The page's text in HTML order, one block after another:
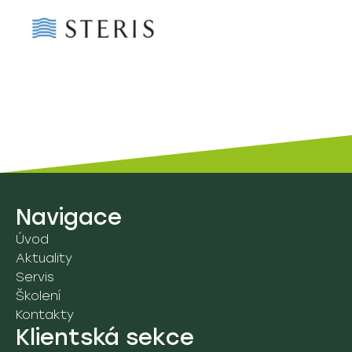
Navigace
Úvod
Aktuality
Servis
Školení
Kontakty
Klientská sekce